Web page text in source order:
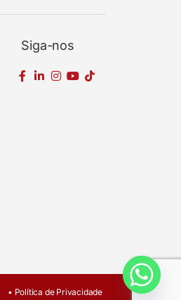
Siga-nos
• Política de Privacidade